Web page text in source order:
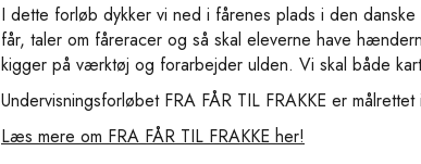
I dette forløb dykker vi ned i fårenes plads i den
får, taler om fåreracer og så skal eleverne have
kigger på værktøj og forarbejder ulden. Vi skal både
Undervisningsforløbet FRA FÅR TIL FRAKKE er
Læs mere om FRA FÅR TIL FRAKKE her!